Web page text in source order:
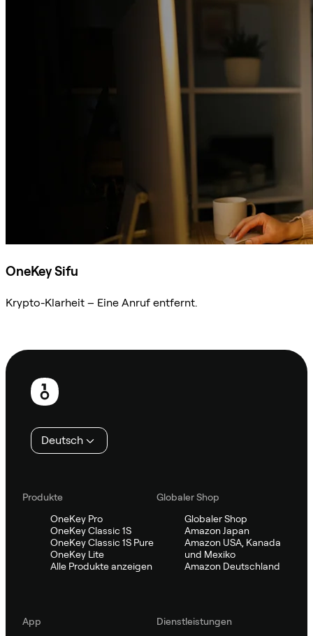
OneKey Sifu
Krypto-Klarheit – Eine Anruf entfernt.
Fußzeile
Deutsch
Produkte
OneKey Pro
OneKey Classic 1S
OneKey Classic 1S Pure
OneKey Lite
Alle Produkte anzeigen
Globaler Shop
Globaler Shop
Amazon Japan
Amazon USA, Kanada
und Mexiko
Amazon Deutschland
App
Dienstleistungen